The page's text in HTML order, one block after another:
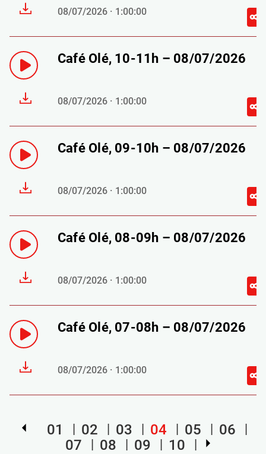
08/07/2026 · 1:00:00
Café Olé, 10-11h – 08/07/2026
08/07/2026 · 1:00:00
Café Olé, 09-10h – 08/07/2026
08/07/2026 · 1:00:00
Café Olé, 08-09h – 08/07/2026
08/07/2026 · 1:00:00
Café Olé, 07-08h – 08/07/2026
08/07/2026 · 1:00:00
01 02 03 04 05
06
07
08 09 10